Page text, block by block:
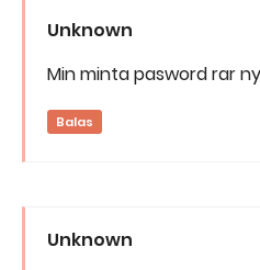
Unknown
Min minta pasword rar
Balas
Unknown